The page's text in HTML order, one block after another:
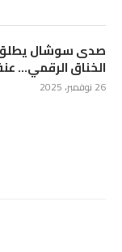
صدى سوشال
الخناق الرقمي…
26 نوفمبر، 2025